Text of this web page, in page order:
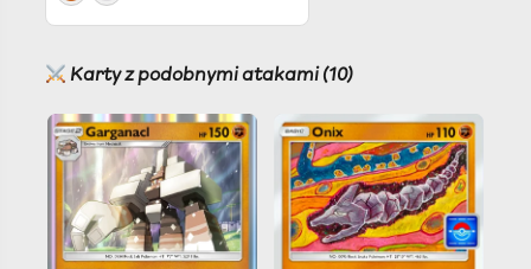
Karty z podobnymi atakami (10)